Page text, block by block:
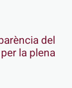
del
la plena